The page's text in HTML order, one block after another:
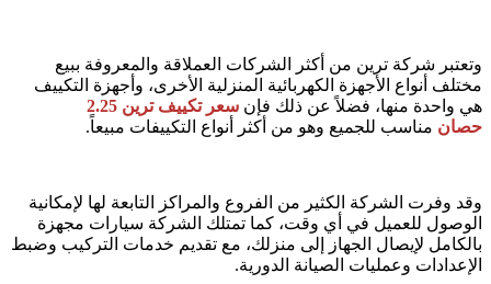
وتعتبر شركة ترين من أكثر الشركات العملاقة والمعروفة ببيع
مختلف أنواع الأجهزة الكهربائية المنزلية الأخرى، وأجهزة التكييف
هي واحدة منها، فضلاً عن ذلك فإن
سعر تكييف ترين 2.25
حصان مناسب للجميع وهو من أكثر أنواع التكييفات مبيعاً.
وقد وفرت الشركة الكثير من الفروع والمراكز التابعة لها لإمكانية
الوصول للعميل في أي وقت، كما تمتلك الشركة سيارات مجهزة
بالكامل لإيصال الجهاز إلى منزلك، مع تقديم خدمات التركيب وضبط
الإعدادات وعمليات الصيانة الدورية.